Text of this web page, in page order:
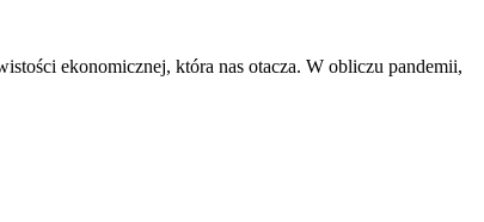
ekonomicznej, która nas otacza. W obliczu pandemii,